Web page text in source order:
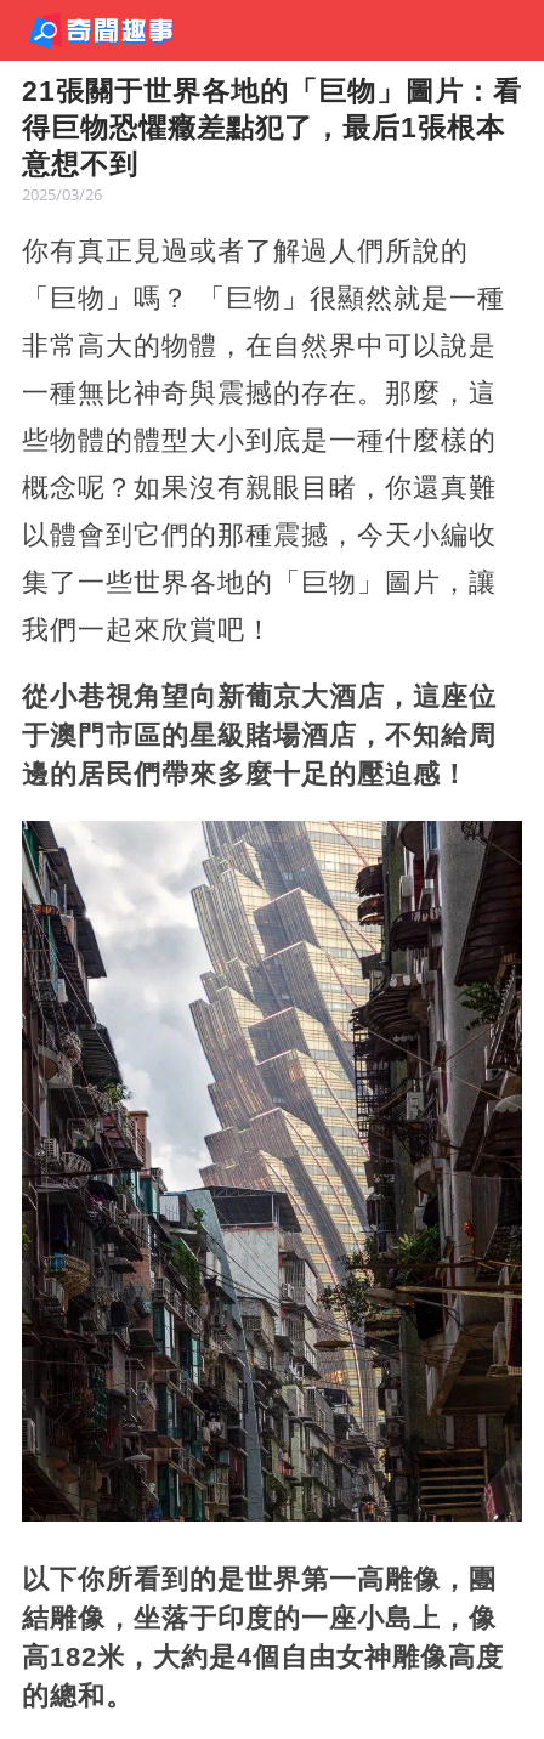
21張關于世界各地的「巨物」圖片：看
得巨物恐懼癥差點犯了，最后1張根本
意想不到
2025/03/26
你有真正見過或者了解過人們所說的
「巨物」嗎？ 「巨物」很顯然就是一種
非常高大的物體，在自然界中可以說是
一種無比神奇與震撼的存在。那麼，這
些物體的體型大小到底是一種什麼樣的
概念呢？如果沒有親眼目睹，你還真難
以體會到它們的那種震撼，今天小編收
集了一些世界各地的「巨物」圖片，讓
我們一起來欣賞吧！
從小巷視角望向新葡京大酒店，這座位
于澳門市區的星級賭場酒店，不知給周
邊的居民們帶來多麼十足的壓迫感！
以下你所看到的是世界第一高雕像，團
結雕像，坐落于印度的一座小島上，像
高182米，大約是4個自由女神雕像高度
的總和。